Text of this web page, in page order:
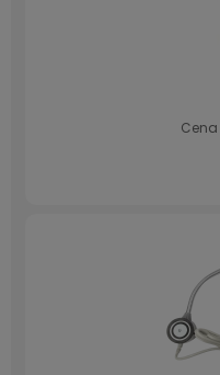
Cena